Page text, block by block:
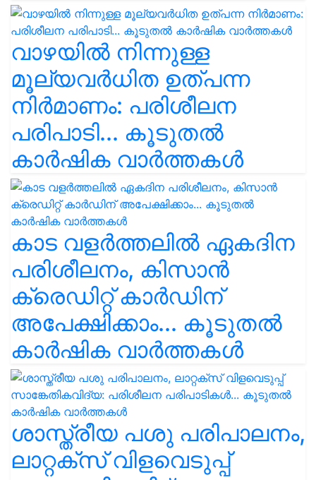
വാഴയിൽ നിന്നുള്ള
മൂല്യവർധിത ഉത്പന്ന
നിർമാണം: പരിശീലന
പരിപാടി... കൂടുതൽ
കാർഷിക വാർത്തകൾ
കാട വളര്‍ത്തലിൽ ഏകദിന
പരിശീലനം, കിസാൻ
ക്രെഡിറ്റ് കാർഡിന്
അപേക്ഷിക്കാം... കൂടുതൽ
കാർഷിക വാർത്തകൾ
ശാസ്ത്രീയ പശു പരിപാലനം,
ലാറ്റക്സ് വിളവെടുപ്പ്